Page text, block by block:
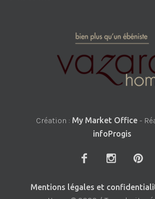
Création : My Market Office -
infoProgis
Mentions légales et